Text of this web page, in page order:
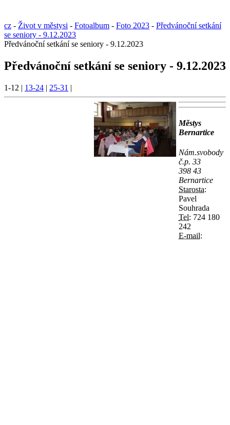
cz - Život v městysi - Fotoalbum - Foto 2023 - Předvánoční setkání
se seniory - 9.12.2023
Předvánoční setkání se seniory - 9.12.2023
Předvánoční setkání se seniory - 9.12.2023
1-12 | 13-24 | 25-31 |
Městys
Bernartice
Nám.svobody
č.p. 33
398 43
Bernartice
Starosta:
Pavel
Souhrada
Tel: 724 180
242
E-mail: